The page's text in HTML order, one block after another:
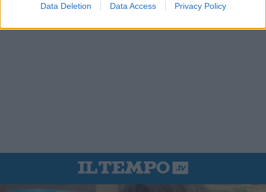
Data Deletion Data Access Privacy Policy